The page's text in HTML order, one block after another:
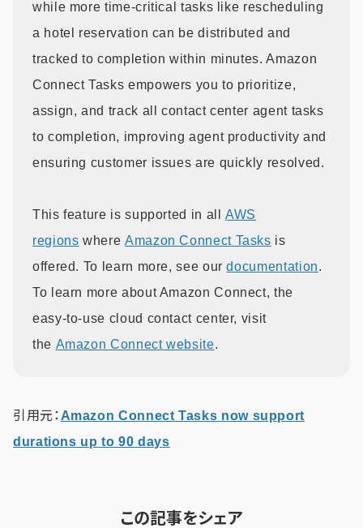
while more time-critical tasks like rescheduling
a hotel reservation can be distributed and
tracked to completion within minutes. Amazon
Connect Tasks empowers you to prioritize,
assign, and track all contact center agent tasks
to completion, improving agent productivity and
ensuring customer issues are quickly resolved.
This feature is supported in allAWS
regions where Amazon Connect Tasks is
offered. To learn more, see ourdocumentation.
To learn more about Amazon Connect, the
easy-to-use cloud contact center, visit
the Amazon Connect website.
引用元： Amazon Connect Tasks now support
durations up to 90 days
この記事をシェア